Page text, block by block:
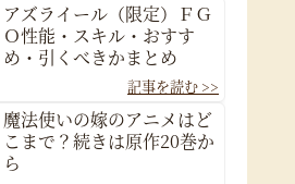
アズライール（限定）ＦＧ
Ｏ性能・スキル・おすす
め・引くべきかまとめ
魔法使いの嫁のアニメはど
こまで？続きは原作20巻か
ら